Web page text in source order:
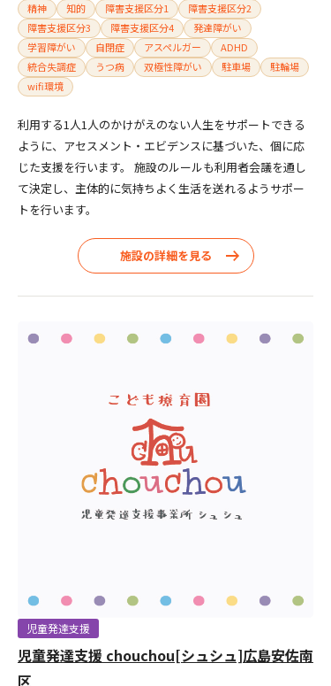
精神 知的 障害支援区分1
障害支援区分2
障害支援区分3
障害支援区分4
発達障がい
学習障がい
自閉症 アスペルガー
ADHD
統合失調症
うつ病 双極性障がい 駐車場
駐輪場
wifi環境
利用する1人1人のかけがえのない人生をサポートできる
ように、アセスメント・エビデンスに基づいた、個に応
じた支援を行います。 施設のルールも利用者会議を通し
て決定し、主体的に気持ちよく生活を送れるようサポー
トを行います。
施設の詳細を見る
児童発達支援
児童発達支援 chouchou[シュシュ]広島安佐南
区